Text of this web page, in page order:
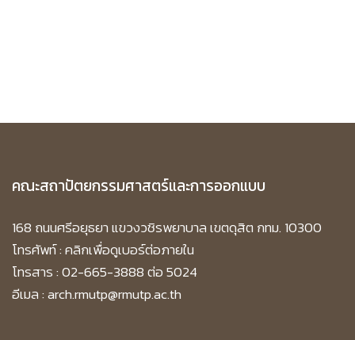
คณะสถาปัตยกรรมศาสตร์และการออกแบบ
168 ถนนศรีอยุธยา แขวงวชิรพยาบาล เขตดุสิต กทม. 10300
โทรศัพท์ :คลิกเพื่อดูเบอร์ต่อภายใน
โทรสาร : 02-665-3888 ต่อ 5024
อีเมล : arch.rmutp@rmutp.ac.th